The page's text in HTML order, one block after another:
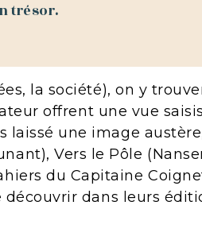
trésor.
la société), on y
offrent une vue
laissé une image
Vers le Pôle
du Capitaine
dans leurs